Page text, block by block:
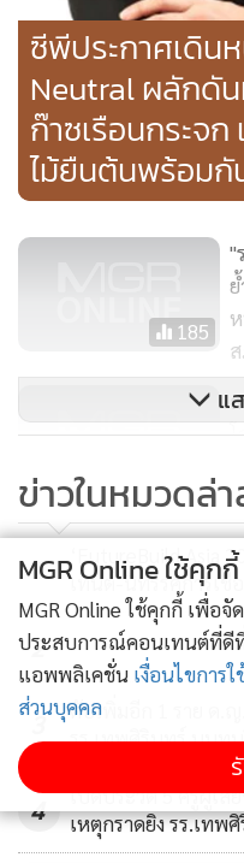
ซีพีประกาศเดิน
Neutral ผลักดั
ก๊าซเรือนกระจ
ไม้ยืนต้นพร้อมกั
185
"
1,284
แ
ข่าวในหมวดล่
1
‘FutureBuild Asia
เทนต์-นิทรรศการเชื่
2
3
ดับเพิ่มอีก 1 ราย ด.ญ.
รร.เทพศิรินทร์ นนท
4
เปิดประวัติ 5 ครูผู้เสี
เหตุกราดยิง รร.เทพ
MGR Online ใช้คุก
MGR Online ใช้คุกกี้ เพื่อ
ประสบการณ์คอนเทนต์ที่ดี
แอพพลิเคชั่น เงื่อนไขการ
ส่วนบุคคล